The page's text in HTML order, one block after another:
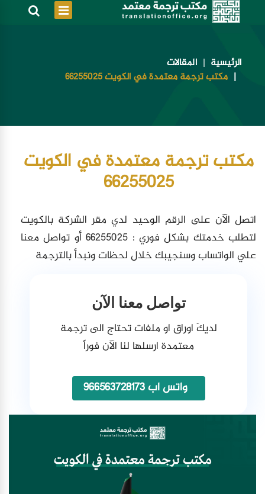
الرئيسية
المقالات
مكتب ترجمة معتمدة في الكويت 66255025
مكتب ترجمة معتمدة في الكويت
66255025
اتصل الآن على الرقم الوحيد لدي مقر الشركة بالكويت
لتطلب خدمتك بشكل فوري : 66255025 أو تواصل معنا
علي الواتساب وسنجيبك خلال لحظات ونبدأ بالترجمة
تواصل معنا الآن
لديكَ اوراق او ملفات تحتاج الى ترجمة
معتمدة ارسلها لنا الآن فوراً
واتس اب 966563728173